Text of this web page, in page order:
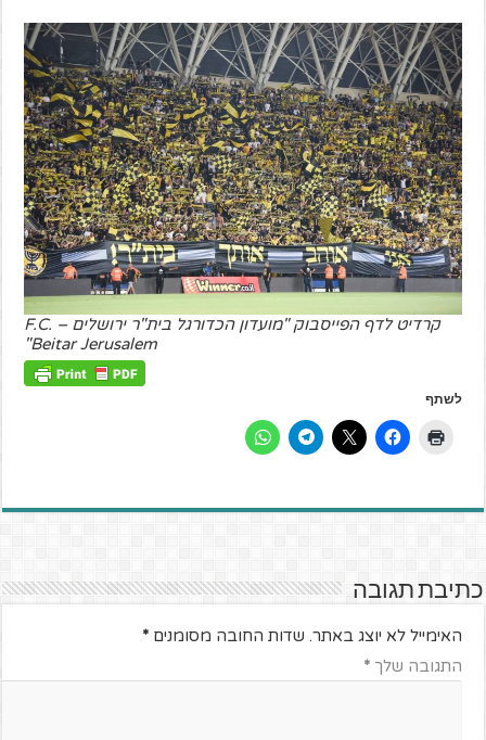
קרדיט לדף הפייסבוק "מועדון הכדורגל בית"ר ירושלים – F.C.
Beitar Jerusalem"
לשתף
כתיבת תגובה
האימייל לא יוצג באתר. שדות החובה מסומנים*
התגובה שלך*